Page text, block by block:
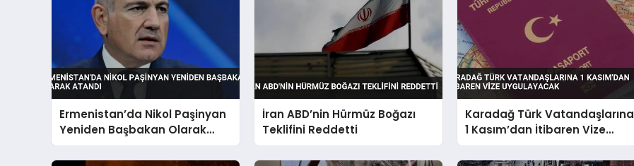
Ermenistan’da Nikol Paşinyan
Yeniden Başbakan Olarak
Atandı
İran ABD’nin Hürmüz Boğazı
Teklifini Reddetti
Karadağ Türk Vatandaşlarına
1 Kasım’dan İtibaren Vize
Uygulayacak